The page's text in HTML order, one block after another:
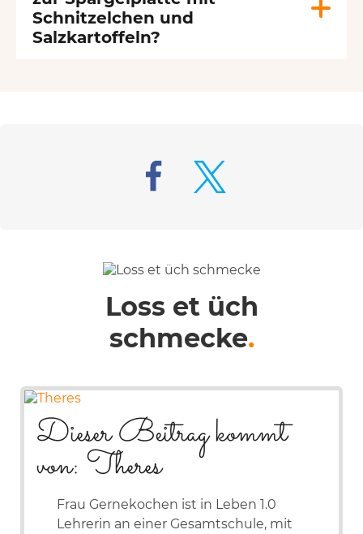
Schnitzelchen und
Salzkartoffeln?
Loss et üch
schmecke.
Dieser Beitrag kommt
von: Theres
Frau Gernekochen ist in Leben 1.0
Lehrerin an einer Gesamtschule, mit